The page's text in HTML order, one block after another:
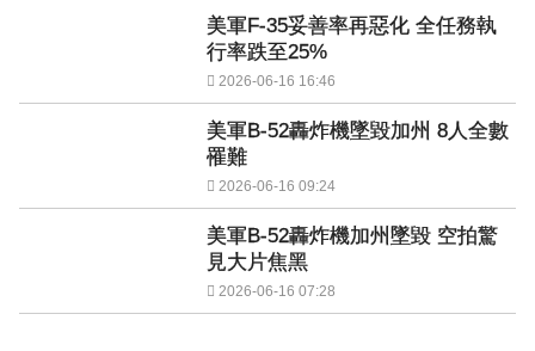
美軍F-35妥善率再惡化 全任務執
行率跌至25%
2026-06-16 16:46
美軍B-52轟炸機墜毀加州 8人全數
罹難
2026-06-16 09:24
美軍B-52轟炸機加州墜毀 空拍驚
見大片焦黑
2026-06-16 07:28